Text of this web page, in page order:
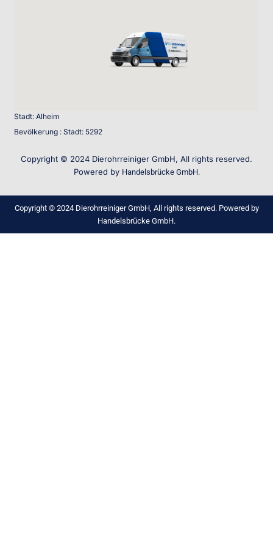
Stadt: Alheim
Bevölkerung : Stadt: 5292
Copyright © 2024 Dierohrreiniger GmbH, All rights reserved.
Powered by Handelsbrücke GmbH.
Copyright © 2024 Dierohrreiniger GmbH, All rights reserved. Powered by
Handelsbrücke GmbH.